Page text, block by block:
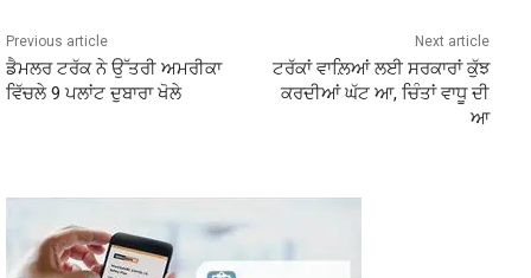
Previous article
ਡੈਮਲਰ ਟਰੱਕ ਨੇ ਉੱਤਰੀ ਅਮਰੀਕਾ
ਵਿੱਚਲੇ 9 ਪਲਾਂਟ ਦੁਬਾਰਾ ਖੋਲੇ
Next article
ਟਰੱਕਾਂ ਵਾਲ਼ਿਆਂ ਲਈ ਸਰਕਾਰਾਂ ਕੁੱਝ
ਕਰਦੀਆਂ ਘੱਟ ਆ, ਚਿੰਤਾਂ ਵਾਧੂ ਦੀ
ਆ